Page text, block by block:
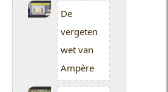
De
vergeten
wet van
Ampère